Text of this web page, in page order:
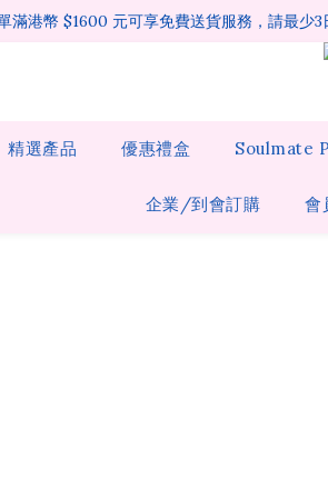
滿港幣 $1600 元可享免費送貨服務，請最少
精選產品 優惠禮盒 Soulmate
企業/到會訂購 會